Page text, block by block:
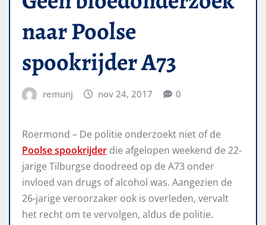
naar Poolse
spookrijder A73
remunj nov 24, 2017 0
Roermond – De politie onderzoekt niet of de
Poolse spookrijder die afgelopen weekend de 22-
jarige Tilburgse doodreed op de A73 onder
invloed van drugs of alcohol was. Aangezien de
26-jarige veroorzaker ook is overleden, vervalt
het recht om te vervolgen, aldus de politie.